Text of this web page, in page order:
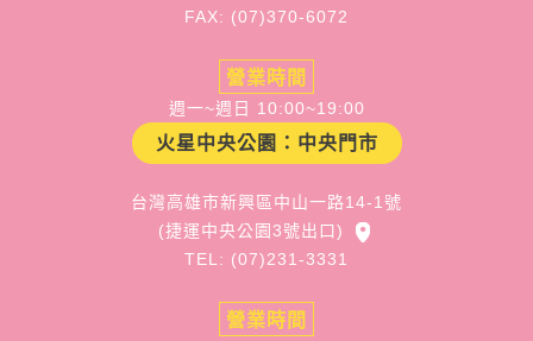
FAX: (07)370-6072
營業時間
週一~週日 10:00~19:00
火星中央公園：中央門市
台灣高雄市新興區中山一路14-1號
(捷運中央公園3號出口)
TEL: (07)231-3331
營業時間